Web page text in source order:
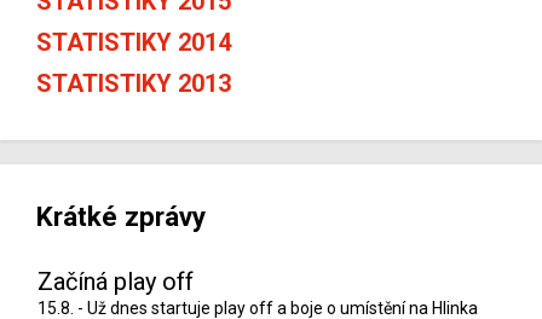
STATISTIKY 2014
STATISTIKY 2013
Krátké zprávy
Začíná play off
15.8. - Už dnes startuje play off a boje o umístění na Hlinka